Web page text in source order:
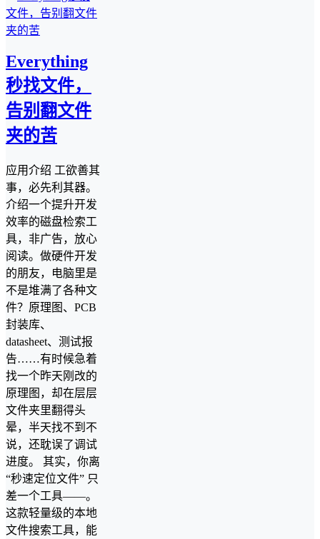
Everything
秒找文件，
告别翻文件
夹的苦
应用介绍 工欲善其
事，必先利其器。
介绍一个提升开发
效率的磁盘检索工
具，非广告，放心
阅读。做硬件开发
的朋友，电脑里是
不是堆满了各种文
件？原理图、PCB
封装库、
datasheet、测试报
告……有时候急着
找一个昨天刚改的
原理图，却在层层
文件夹里翻得头
晕，半天找不到不
说，还耽误了调试
进度。 其实，你离
“秒速定位文件” 只
差一个工具——。
这款轻量级的本地
文件搜索工具，能